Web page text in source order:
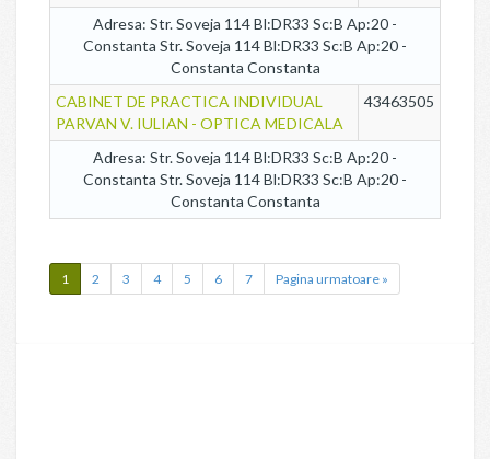
Adresa: Str. Soveja 114 Bl:DR33 Sc:B Ap:20 -
Constanta Str. Soveja 114 Bl:DR33 Sc:B Ap:20 -
Constanta Constanta
CABINET DE PRACTICA INDIVIDUAL
PARVAN V. IULIAN - OPTICA MEDICALA
43463505
Adresa: Str. Soveja 114 Bl:DR33 Sc:B Ap:20 -
Constanta Str. Soveja 114 Bl:DR33 Sc:B Ap:20 -
Constanta Constanta
1 2 3 4 5 6 7 Pagina urmatoare »